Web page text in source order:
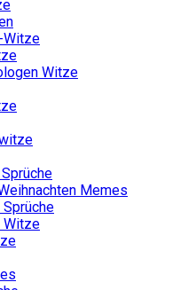
Witze
Witze
Memes
Witze